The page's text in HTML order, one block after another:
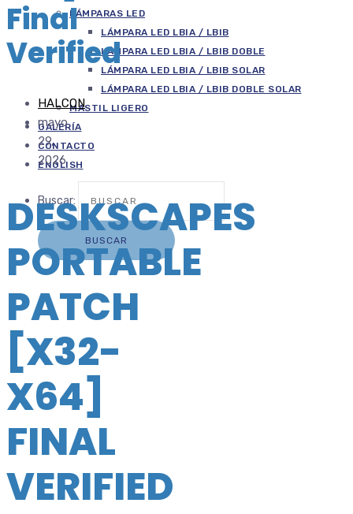
LÁMPARAS LED
LÁMPARA LED LBIA / LBIB
LÁMPARA LED LBIA / LBIB DOBLE
LÁMPARA LED LBIA / LBIB SOLAR
LÁMPARA LED LBIA / LBIB DOBLE SOLAR
MASTIL LIGERO
GALERÍA
CONTACTO
ENGLISH
Buscar:
Final
Verified
HALCON
mayo
29,
2026
DESKSCAPES
PORTABLE
PATCH
[X32-
X64]
FINAL
VERIFIED